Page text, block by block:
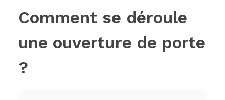
Comment se déroule
une ouverture de porte
?